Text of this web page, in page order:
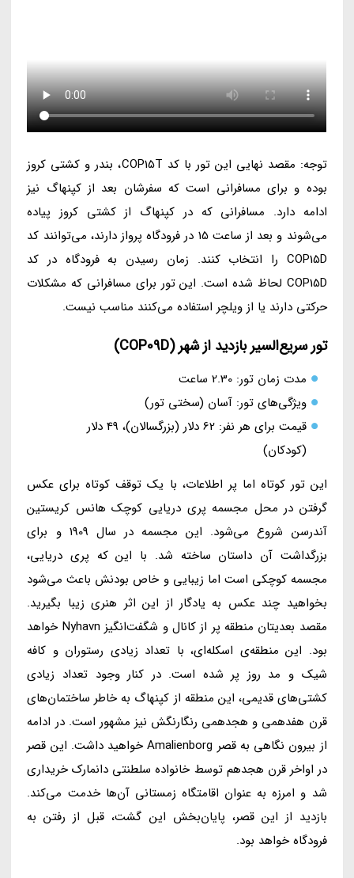
توجه: مقصد نهایی این تور با کد COP15T، بندر و کشتی کروز
بوده و برای مسافرانی است که سفرشان بعد از کپنهاگ نیز
ادامه دارد. مسافرانی که در کپنهاگ از کشتی کروز پیاده
می‌شوند و بعد از ساعت 15 در فرودگاه پرواز دارند، می‌توانند کد
COP15D را انتخاب کنند. زمان رسیدن به فرودگاه در کد
COP15D لحاظ شده است. این تور برای مسافرانی که مشکلات
حرکتی دارند یا از ویلچر استفاده می‌کنند مناسب نیست.
تور سریع‌السیر بازدید از شهر (COP09D)
مدت زمان تور: 2.30 ساعت
ویژگی‌های تور: آسان (سختی تور)
قیمت برای هر نفر: 62 دلار (بزرگسالان)، 49 دلار
(کودکان)
این تور کوتاه اما پر اطلاعات، با یک توقف کوتاه برای عکس
گرفتن در محل مجسمه پری دریایی کوچک هانس کریستین
آندرسن شروع می‌شود. این مجسمه در سال 1909 و برای
بزرگداشت آن داستان ساخته شد. با این که پری دریایی،
مجسمه کوچکی است اما زیبایی و خاص بودنش باعث می‌شود
بخواهید چند عکس به یادگار از این اثر هنری زیبا بگیرید.
مقصد بعدیتان منطقه پر از کانال و شگفت‌انگیز Nyhavn خواهد
بود. این منطقه‌ی اسکله‌ای، با تعداد زیادی رستوران و کافه
شیک و مد روز پر شده است. در کنار وجود تعداد زیادی
کشتی‌های قدیمی، این منطقه از کپنهاگ به خاطر ساختمان‌های
قرن هفدهمی و هجدهمی رنگارنگش نیز مشهور است. در ادامه
از بیرون نگاهی به قصر Amalienborg خواهید داشت. این قصر
در اواخر قرن هجدهم توسط خانواده سلطنتی دانمارک خریداری
شد و امرزه به عنوان اقامتگاه زمستانی آن‌ها خدمت می‌کند.
بازدید از این قصر، پایان‌بخش این گشت، قبل از رفتن به
فرودگاه خواهد بود.